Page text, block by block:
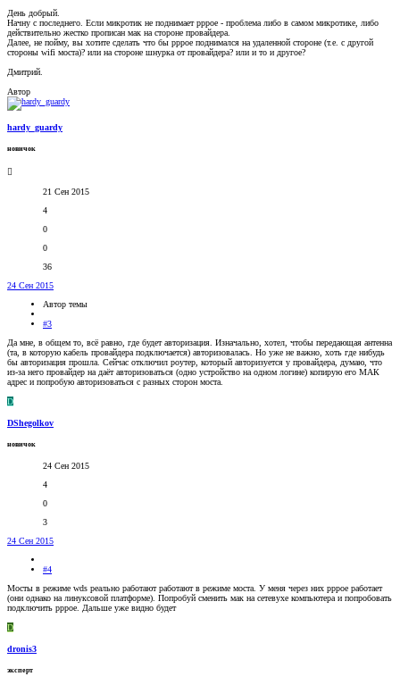
День добрый.
Начну с последнего. Если микротик не поднимает pppoe - проблема либо в самом микротике, либо
действительно жестко прописан мак на стороне провайдера.
Далее, не пойму, вы хотите сделать что бы pppoe поднимался на удаленной стороне (т.е. с другой
стороны wifi моста)? или на стороне шнурка от провайдера? или и то и другое?
Дмитрий.
Автор
hardy_guardy
новичок
21 Сен 2015
4
0
0
36
24 Сен 2015
Автор темы
#3
Да мне, в общем то, всё равно, где будет авторизация. Изначально, хотел, чтобы передающая антенна
(та, в которую кабель провайдера подключается) авторизовалась. Но уже не важно, хоть где нибудь
бы авторизация прошла. Сейчас отключил роутер, который авторизуется у провайдера, думаю, что
из-за него провайдер на даёт авторизоваться (одно устройство на одном логине) копирую его МАК
адрес и попробую авторизоваться с разных сторон моста.
D
DShegolkov
новичок
24 Сен 2015
4
0
3
24 Сен 2015
#4
Мосты в режиме wds реально работают работают в режиме моста. У меня через них pppoe работает
(они однако на линуксовой платформе). Попробуй сменить мак на сетевухе компьютера и попробовать
подключить pppoe. Дальше уже видно будет
D
dronis3
эксперт